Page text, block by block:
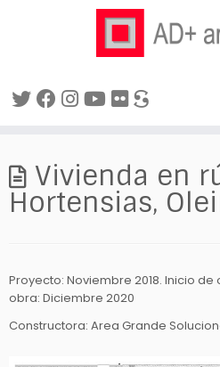
contenidoVivienda en
Hortensias,
Proyecto: Noviembre 2018. Inicio de
obra: Diciembre 2020
Constructora: Area Grande